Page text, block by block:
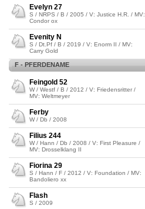
Evelyn 27
S / NRPS / B / 2005 / V: Justice H.R. / MV:
Condor ox
Evenity N
S / Dt.Pf / B / 2019 / V: Enorm II / MV:
Carry Gold
F - PFERDENAME
Feingold 52
W / Westf / B / 2012 / V: Friedensritter /
MV: Weltmeyer
Ferby
W / Db / 2008
Filius 244
W / Hann / Db / 2008 / V: First Pleasure /
MV: Drosselklang II
Fiorina 29
S / Hann / F / 2012 / V: Foundation / MV:
Bandoliero xx
Flash
S / 2009